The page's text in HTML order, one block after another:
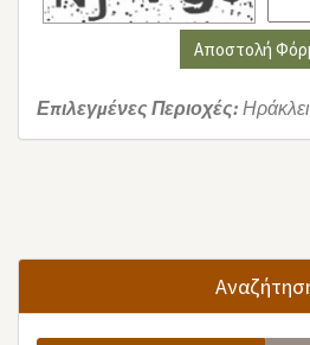
Αποστολή
Επιλεγμένες Περιοχές: